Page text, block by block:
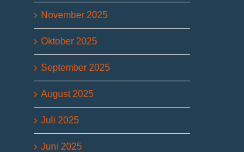
November 2025
Oktober 2025
September 2025
August 2025
Juli 2025
Juni 2025